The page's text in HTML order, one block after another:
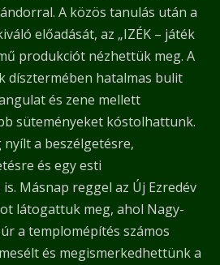
A közös tanulás után a
előadását, az „IZÉK – játék
produkciót nézhettük meg. A
dísztermében hatalmas bulit
és zene mellett
süteményeket kóstolhattunk.
a beszélgetésre,
és egy esti
Másnap reggel az Új Ezredév
látogattuk meg, ahol Nagy-
a templomépítés számos
és megismerkedhettünk a